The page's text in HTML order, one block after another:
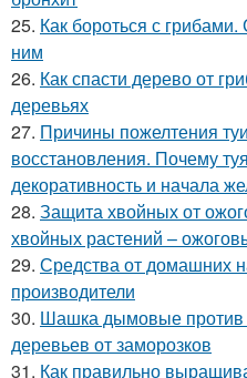
25. Как бороться с
ним
26. Как спасти дерево от
деревьях
27. Причины пожелтения
восстановления. Почему
декоративность и начала
28. Защита хвойных от
хвойных растений –
29. Средства от домашних
производители
30. Шашка дымовые против
деревьев от заморозков
31. Как правильно